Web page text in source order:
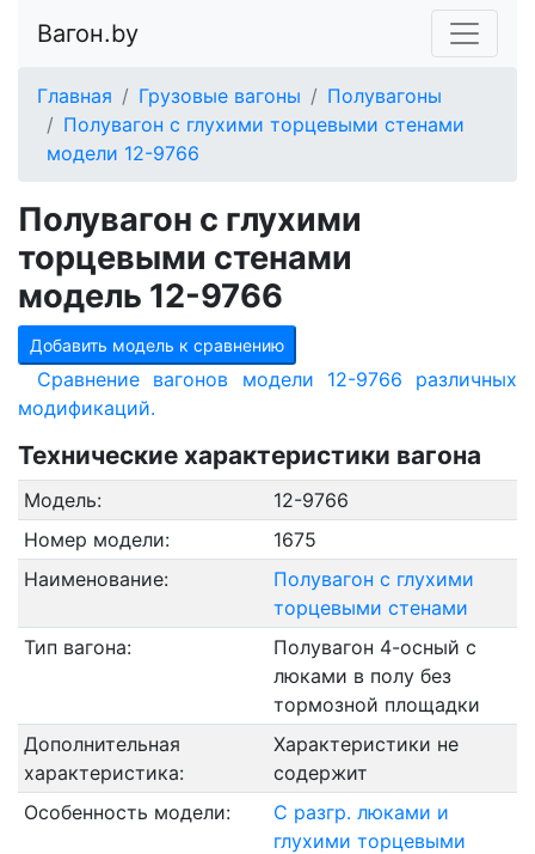
Вагон.by
Главная Грузовые вагоны
Полувагоны
Полувагон с глухими торцевыми стенами
модели 12-9766
Полувагон с глухими
торцевыми стенами
модель 12-9766
Добавить модель к сравнению
Сравнение вагонов модели 12-9766 различных
модификаций.
Технические характеристики вагона
Модель:
12-9766
Номер модели:
1675
Наименование:
Полувагон с глухими
торцевыми стенами
Тип вагона:
Полувагон 4-осный с
люками в полу без
тормозной площадки
Дополнительная
характеристика:
Характеристики не
содержит
Особенность модели:
С разгр. люками и
глухими торцевыми